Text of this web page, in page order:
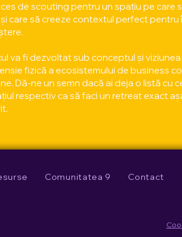
de scouting pentru un spațiu pe care
care să creeze contextul perfect pentru
va fi dezvoltat sub conceptul și
fizică a ecosistemului de business
Dă-ne un semn dacă ai deja o listă cu
respectiv ca să faci un retreat exact
Comunitatea 9 Contact